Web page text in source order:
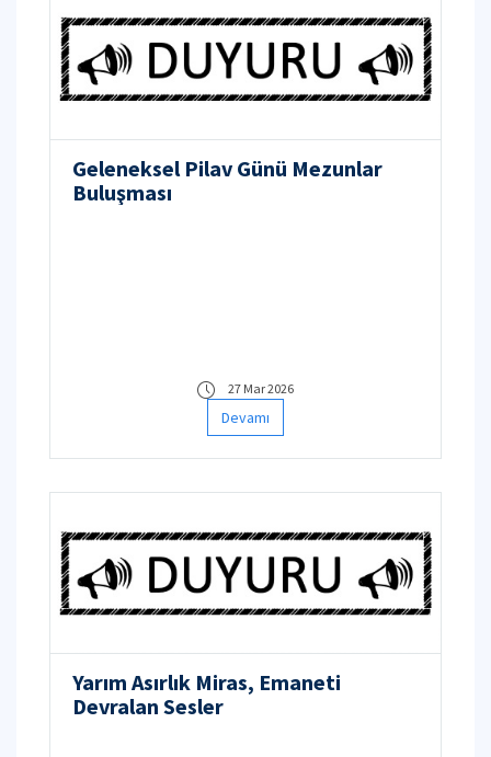
Geleneksel Pilav Günü Mezunlar
Buluşması
27 Mar 2026
Devamı
Yarım Asırlık Miras, Emaneti
Devralan Sesler